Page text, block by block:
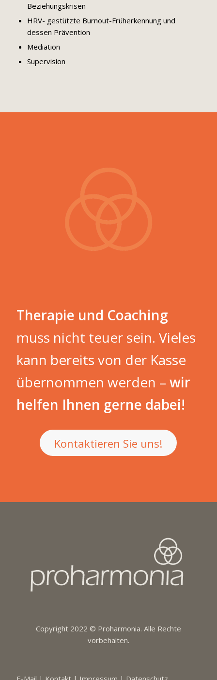
Beziehungskrisen
HRV- gestützte Burnout-Früherkennung und
dessen Prävention
Mediation
Supervision
Therapie und Coaching
muss nicht teuer sein. Vieles
kann bereits von der Kasse
übernommen werden – wir
helfen Ihnen gerne dabei!
Kontaktieren Sie uns!
Copyright 2022 © Proharmonia. Alle Rechte
vorbehalten.